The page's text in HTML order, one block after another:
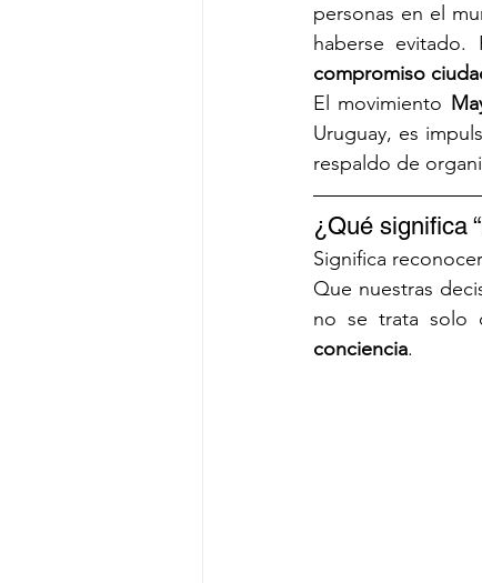
personas en el
compromiso
El movimiento
Uruguay, es
respaldo de
¿Qué significa
Significa
Que nuestras
no se trata solo
conciencia.